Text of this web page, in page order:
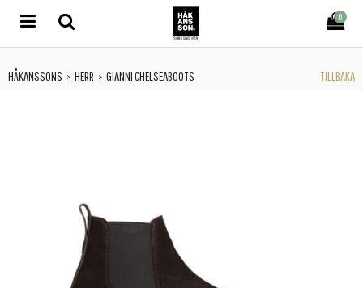
0
HÅKANSSONS > HERR > GIANNI CHELSEABOOTS TILLBAKA